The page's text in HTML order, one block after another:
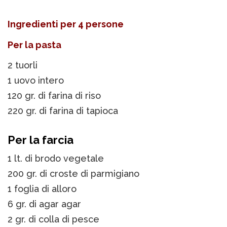
Ingredienti per 4 persone
Per la pasta
2 tuorli
1 uovo intero
120 gr. di farina di riso
220 gr. di farina di tapioca
Per la farcia
1 lt. di brodo vegetale
200 gr. di croste di parmigiano
1 foglia di alloro
6 gr. di agar agar
2 gr. di colla di pesce